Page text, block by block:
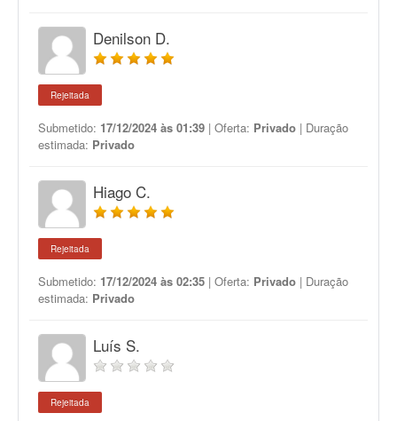
Denilson D.
Rejeitada
Submetido: 17/12/2024 às 01:39 | Oferta: Privado | Duração
estimada: Privado
Hiago C.
Rejeitada
Submetido: 17/12/2024 às 02:35 | Oferta: Privado | Duração
estimada: Privado
Luís S.
Rejeitada